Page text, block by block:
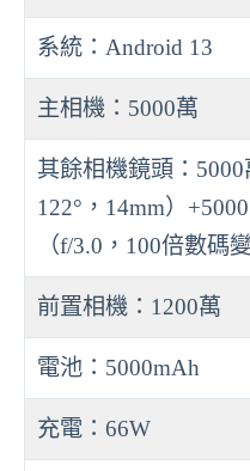
系統：Android 13
主相機：5000萬
其餘相機鏡頭：
122°，14mm）
（f/3.0，100倍數碼
前置相機：1200萬
電池：5000mAh
充電：66W